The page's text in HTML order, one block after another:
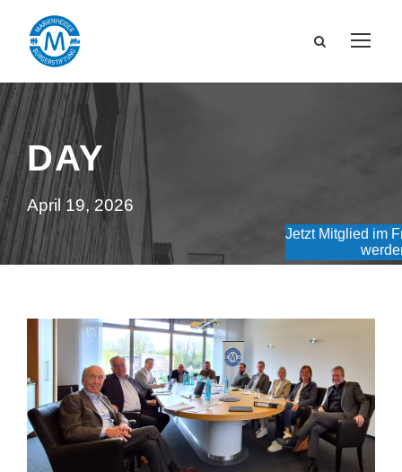
DAY
April 19, 2026
Jetzt Mitglied im